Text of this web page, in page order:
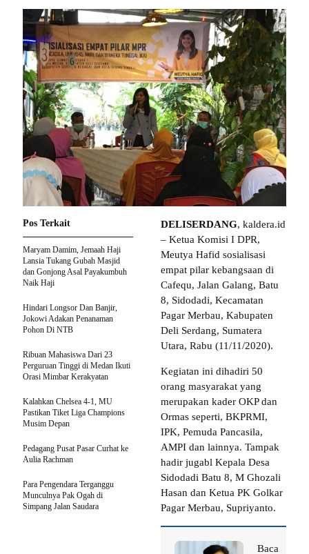
DELISERDANG, kaldera.id
– Ketua Komisi I DPR,
Meutya Hafid sosialisasi
empat pilar kebangsaan di
Cafequ, Jalan Galang, Batu
8, Sidodadi, Kecamatan
Pagar Merbau, Kabupaten
Deli Serdang, Sumatera
Utara, Rabu (11/11/2020).
Kegiatan ini dihadiri 50
orang masyarakat yang
merupakan kader OKP dan
Ormas seperti, BKPRMI,
IPK, Pemuda Pancasila,
AMPI dan lainnya. Tampak
hadir jugabl Kepala Desa
Sidodadi Batu 8, M Ghozali
Hasan dan Ketua PK Golkar
Pagar Merbau, Supriyanto.
Baca
Pos Terkait
Maryam Damim, Jemaah Haji
Lansia Tukang Gubah Masjid
dan Gonjong Asal Payakumbuh
Naik Haji
Hindari Longsor Dan Banjir,
Jokowi Adakan Penanaman
Pohon Di NTB
Ribuan Mahasiswa Dari 23
Perguruan Tinggi di Medan Ikuti
Orasi Mimbar Kerakyatan
Kalahkan Chelsea 4-1, MU
Pastikan Tiket Liga Champions
Musim Depan
Pedagang Pusat Pasar Curhat ke
Aulia Rachman
Para Pengendara Terganggu
Munculnya Pak Ogah di
Simpang Jalan Saudara